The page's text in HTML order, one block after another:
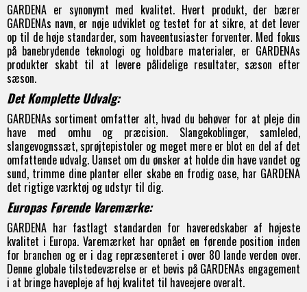
GARDENA er synonymt med kvalitet. Hvert produkt, der bærer
GARDENAs navn, er nøje udviklet og testet for at sikre, at det lever
op til de høje standarder, som haveentusiaster forventer. Med fokus
på banebrydende teknologi og holdbare materialer, er GARDENAs
produkter skabt til at levere pålidelige resultater, sæson efter
sæson.
Det Komplette Udvalg:
GARDENAs sortiment omfatter alt, hvad du behøver for at pleje din
have med omhu og præcision. Slangekoblinger,samleled,
slangevognssæt,sprøjtepistoler og meget mere er blot en del af det
omfattende udvalg. Uanset om du ønsker at holde din have vandet og
sund, trimme dine planter eller skabe en frodig oase, har GARDENA
det rigtige værktøj og udstyr til dig.
Europas Førende Varemærke:
GARDENA har fastlagt standarden for haveredskaber af højeste
kvalitet i Europa. Varemærket har opnået en førende position inden
for branchen og er i dag repræsenteret i over 80 lande verden over.
Denne globale tilstedeværelse er et bevis på GARDENAs engagement
i at bringe havepleje af høj kvalitet til haveejere overalt.